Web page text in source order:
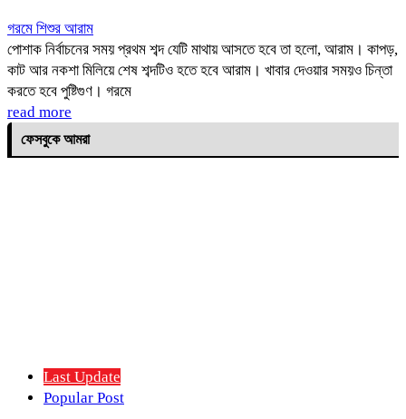
গরমে শিশুর আরাম
পোশাক নির্বাচনের সময় প্রথম শব্দ যেটি মাথায় আসতে হবে তা হলো, আরাম। কাপড়,
কাট আর নকশা মিলিয়ে শেষ শব্দটিও হতে হবে আরাম। খাবার দেওয়ার সময়ও চিন্তা
করতে হবে পুষ্টিগুণ। গরমে
read more
ফেসবুকে আমরা
Last Update
Popular Post